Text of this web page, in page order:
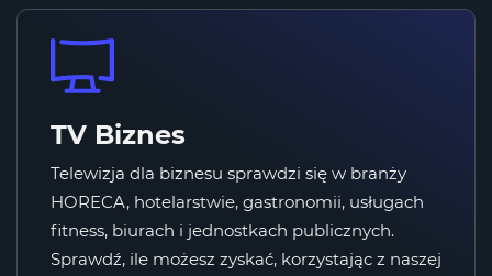
TV Biznes
Telewizja dla biznesu sprawdzi się w branży
HORECA, hotelarstwie, gastronomii, usługach
fitness, biurach i jednostkach publicznych.
Sprawdź, ile możesz zyskać, korzystając z naszej